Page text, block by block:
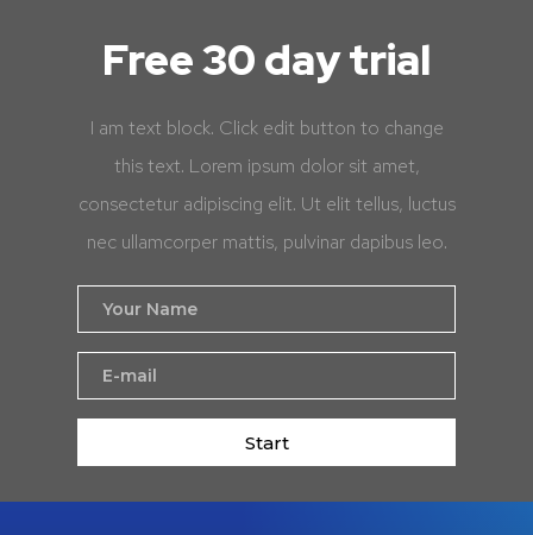
Free 30 day trial
I am text block. Click edit button to change
this text. Lorem ipsum dolor sit amet,
consectetur adipiscing elit. Ut elit tellus, luctus
nec ullamcorper mattis, pulvinar dapibus leo.
Start